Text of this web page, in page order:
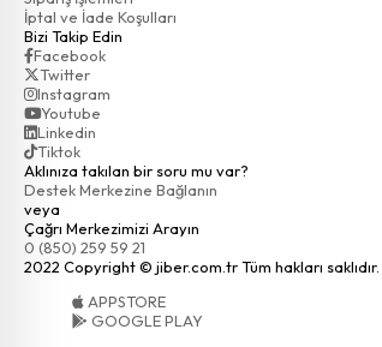
İptal ve İade Koşulları
Bizi Takip Edin
Facebook
Twitter
Instagram
Youtube
Linkedin
Tiktok
Aklınıza takılan bir soru mu var?
Destek Merkezine Bağlanın
veya
Çağrı Merkezimizi Arayın
0 (850) 259 59 21
2022 Copyright © jiber.com.tr Tüm hakları saklıdır.
APPSTORE
GOOGLE PLAY